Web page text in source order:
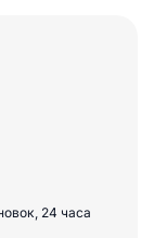
24 часа